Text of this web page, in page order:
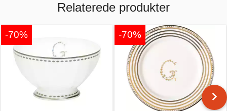
Relaterede produkter
-70% -70%